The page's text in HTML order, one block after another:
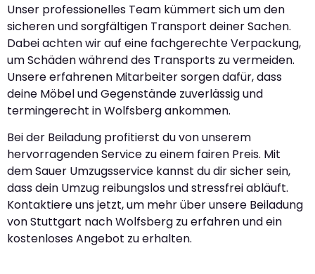
Unser professionelles Team kümmert sich um den
sicheren und sorgfältigen Transport deiner Sachen.
Dabei achten wir auf eine fachgerechte Verpackung,
um Schäden während des Transports zu vermeiden.
Unsere erfahrenen Mitarbeiter sorgen dafür, dass
deine Möbel und Gegenstände zuverlässig und
termingerecht in Wolfsberg ankommen.
Bei der Beiladung profitierst du von unserem
hervorragenden Service zu einem fairen Preis. Mit
dem Sauer Umzugsservice kannst du dir sicher sein,
dass dein Umzug reibungslos und stressfrei abläuft.
Kontaktiere uns jetzt, um mehr über unsere Beiladung
von Stuttgart nach Wolfsberg zu erfahren und ein
kostenloses Angebot zu erhalten.